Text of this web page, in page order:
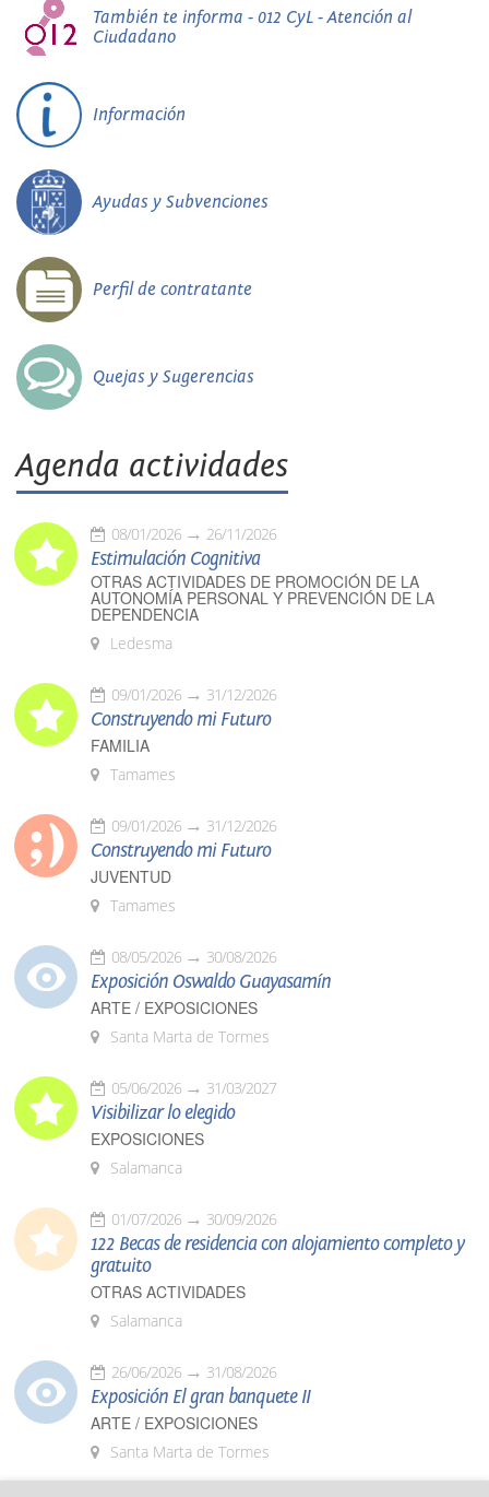
También te informa - 012 CyL - Atención al
Ciudadano
Información
Ayudas y Subvenciones
Perfil de contratante
Quejas y Sugerencias
Agenda actividades
08/01/2026 26/11/2026
Estimulación Cognitiva
OTRAS ACTIVIDADES DE PROMOCIÓN DE LA
AUTONOMÍA PERSONAL Y PREVENCIÓN DE LA
DEPENDENCIA
Ledesma
09/01/2026 31/12/2026
Construyendo mi Futuro
FAMILIA
Tamames
09/01/2026 31/12/2026
Construyendo mi Futuro
JUVENTUD
Tamames
08/05/2026 30/08/2026
Exposición Oswaldo Guayasamín
ARTE / EXPOSICIONES
Santa Marta de Tormes
05/06/2026 31/03/2027
Visibilizar lo elegido
EXPOSICIONES
Salamanca
01/07/2026 30/09/2026
122 Becas de residencia con alojamiento completo y
gratuito
OTRAS ACTIVIDADES
Salamanca
26/06/2026 31/08/2026
Exposición El gran banquete II
ARTE / EXPOSICIONES
Santa Marta de Tormes